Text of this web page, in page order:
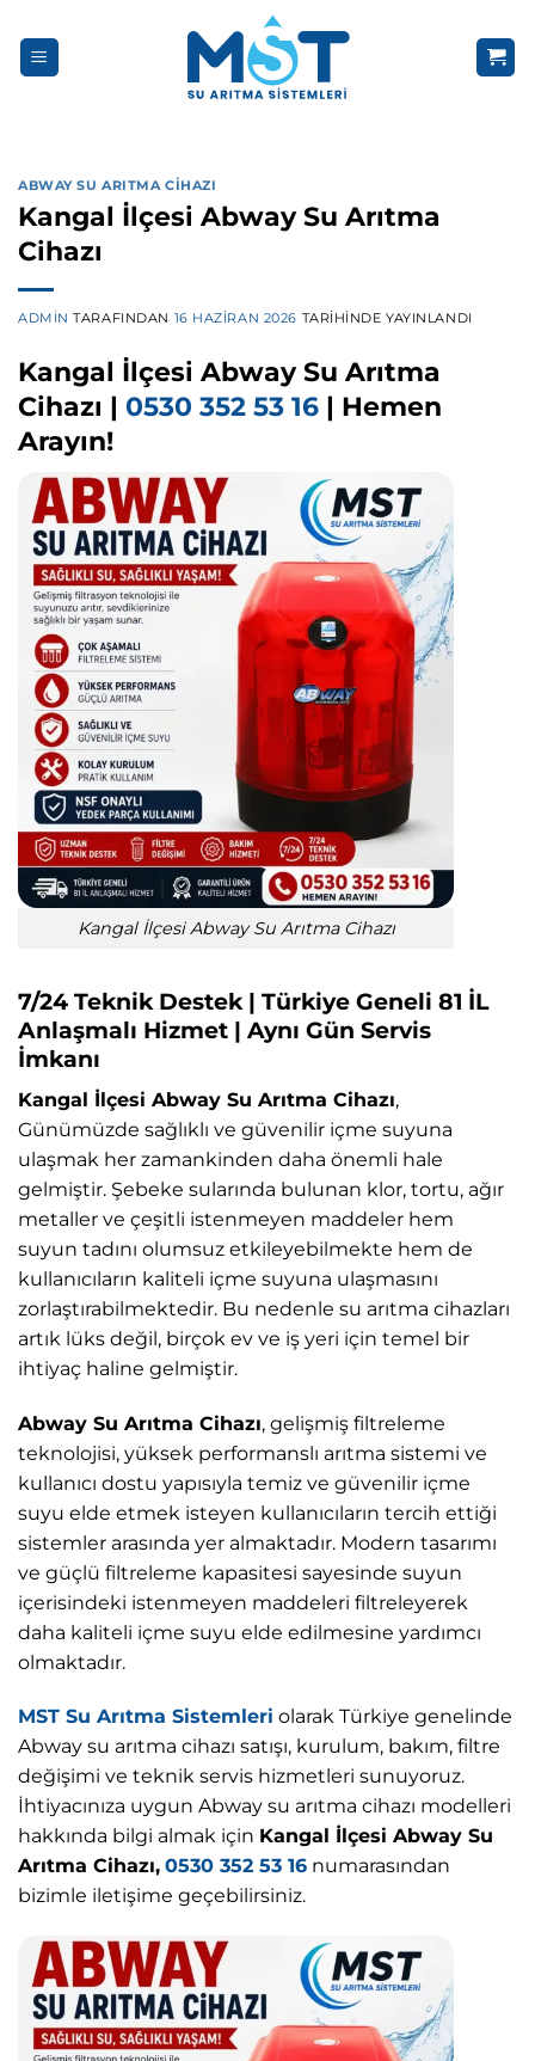
atla
ABWAY SU ARITMA CIHAZI
Kangal İlçesi Abway Su Arıtma
Cihazı
ADMIN TARAFINDAN 16 HAZIRAN 2026 TARIHINDE YAYINLANDI
Kangal İlçesi Abway Su Arıtma
Cihazı | 0530 352 53 16 | Hemen
Arayın!
Kangal İlçesi Abway Su Arıtma Cihazı
7/24 Teknik Destek | Türkiye Geneli 81 İL
Anlaşmalı Hizmet | Aynı Gün Servis
İmkanı
Kangal İlçesi Abway Su Arıtma Cihazı,
Günümüzde sağlıklı ve güvenilir içme suyuna
ulaşmak her zamankinden daha önemli hale
gelmiştir. Şebeke sularında bulunan klor, tortu, ağır
metaller ve çeşitli istenmeyen maddeler hem
suyun tadını olumsuz etkileyebilmekte hem de
kullanıcıların kaliteli içme suyuna ulaşmasını
zorlaştırabilmektedir. Bu nedenle su arıtma cihazları
artık lüks değil, birçok ev ve iş yeri için temel bir
ihtiyaç haline gelmiştir.
Abway Su Arıtma Cihazı, gelişmiş filtreleme
teknolojisi, yüksek performanslı arıtma sistemi ve
kullanıcı dostu yapısıyla temiz ve güvenilir içme
suyu elde etmek isteyen kullanıcıların tercih ettiği
sistemler arasında yer almaktadır. Modern tasarımı
ve güçlü filtreleme kapasitesi sayesinde suyun
içerisindeki istenmeyen maddeleri filtreleyerek
daha kaliteli içme suyu elde edilmesine yardımcı
olmaktadır.
MST Su Arıtma Sistemleri olarak Türkiye genelinde
Abway su arıtma cihazı satışı, kurulum, bakım, filtre
değişimi ve teknik servis hizmetleri sunuyoruz.
İhtiyacınıza uygun Abway su arıtma cihazı modelleri
hakkında bilgi almak için Kangal İlçesi Abway Su
Arıtma Cihazı, 0530 352 53 16 numarasından
bizimle iletişime geçebilirsiniz.